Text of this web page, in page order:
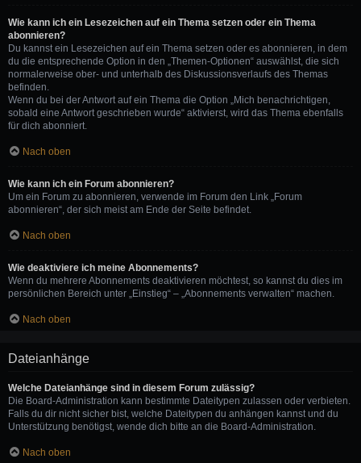
Wie kann ich ein Lesezeichen auf ein Thema setzen oder ein Thema
abonnieren?
Du kannst ein Lesezeichen auf ein Thema setzen oder es abonnieren, in dem
du die entsprechende Option in den „Themen-Optionen“ auswählst, die sich
normalerweise ober- und unterhalb des Diskussionsverlaufs des Themas
befinden.
Wenn du bei der Antwort auf ein Thema die Option „Mich benachrichtigen,
sobald eine Antwort geschrieben wurde“ aktivierst, wird das Thema ebenfalls
für dich abonniert.
Nach oben
Wie kann ich ein Forum abonnieren?
Um ein Forum zu abonnieren, verwende im Forum den Link „Forum
abonnieren“, der sich meist am Ende der Seite befindet.
Nach oben
Wie deaktiviere ich meine Abonnements?
Wenn du mehrere Abonnements deaktivieren möchtest, so kannst du dies im
persönlichen Bereich unter „Einstieg“ – „Abonnements verwalten“ machen.
Nach oben
Dateianhänge
Welche Dateianhänge sind in diesem Forum zulässig?
Die Board-Administration kann bestimmte Dateitypen zulassen oder verbieten.
Falls du dir nicht sicher bist, welche Dateitypen du anhängen kannst und du
Unterstützung benötigst, wende dich bitte an die Board-Administration.
Nach oben